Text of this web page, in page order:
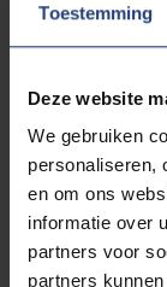
Toestemming
Deze website
We gebruiken
personaliseren,
en om ons
informatie over
partners voor
partners
Word
Ben je op